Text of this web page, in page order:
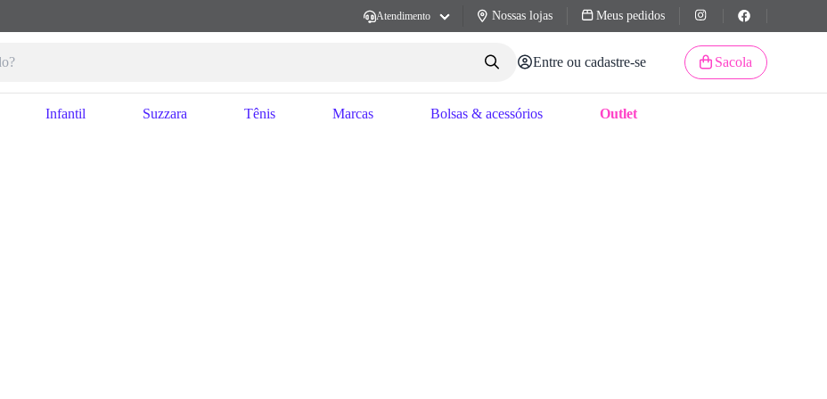
Atendimento Nossas lojas Meus pedidos
Entre ou cadastre-se Sacola
Infantil Suzzara Tênis Marcas Bolsas & acessórios Outlet